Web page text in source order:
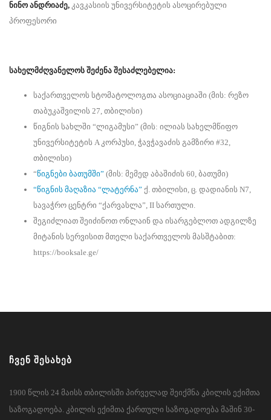
ნინო ანდრიაძე, კავკასიის უნივერსიტეტის ასოცირებული
პროფესორი
სახელმძღვანელოს შეძენა შესაძლებელია:
საქართველოს სტომატოლოგთა ასოციაციაში (მის: რეზო
თაბუკაშვილის 27, თბილისი)
წიგნის სახლში “ლიგამუსი” (მის: ილიას სახელმწიფო
უნივერსიტეტის A კორპუსი, ჭავჭავაძის გამზირი #32,
თბილისი)
“წიგნები ბათუმში” (მის: მემედ აბაშიძის 60, ბათუმი)
“წიგნის მაღაზია “ლატერნა” ქ. თბილისი, ც. დადიანის N7,
სავაჭრო ცენტრი “ქარვასლა”, II სართული.
შეგიძლიათ შეიძინოთ ონლაინ და ისარგებლოთ ადგილზე
მიტანის სერვისით მთელი საქართველოს მასშტაბით:
https://booksale.ge/
ᲩᲕᲔᲜ ᲨᲔᲡᲐᲮᲔᲑ
1900 წლის 24 მაისს თბილისში პირველად შეიქმნა კბილის ექიმთა
საზოგადოება. კბილის ექიმთა ქართული საზოგადოება მაშინ 30-